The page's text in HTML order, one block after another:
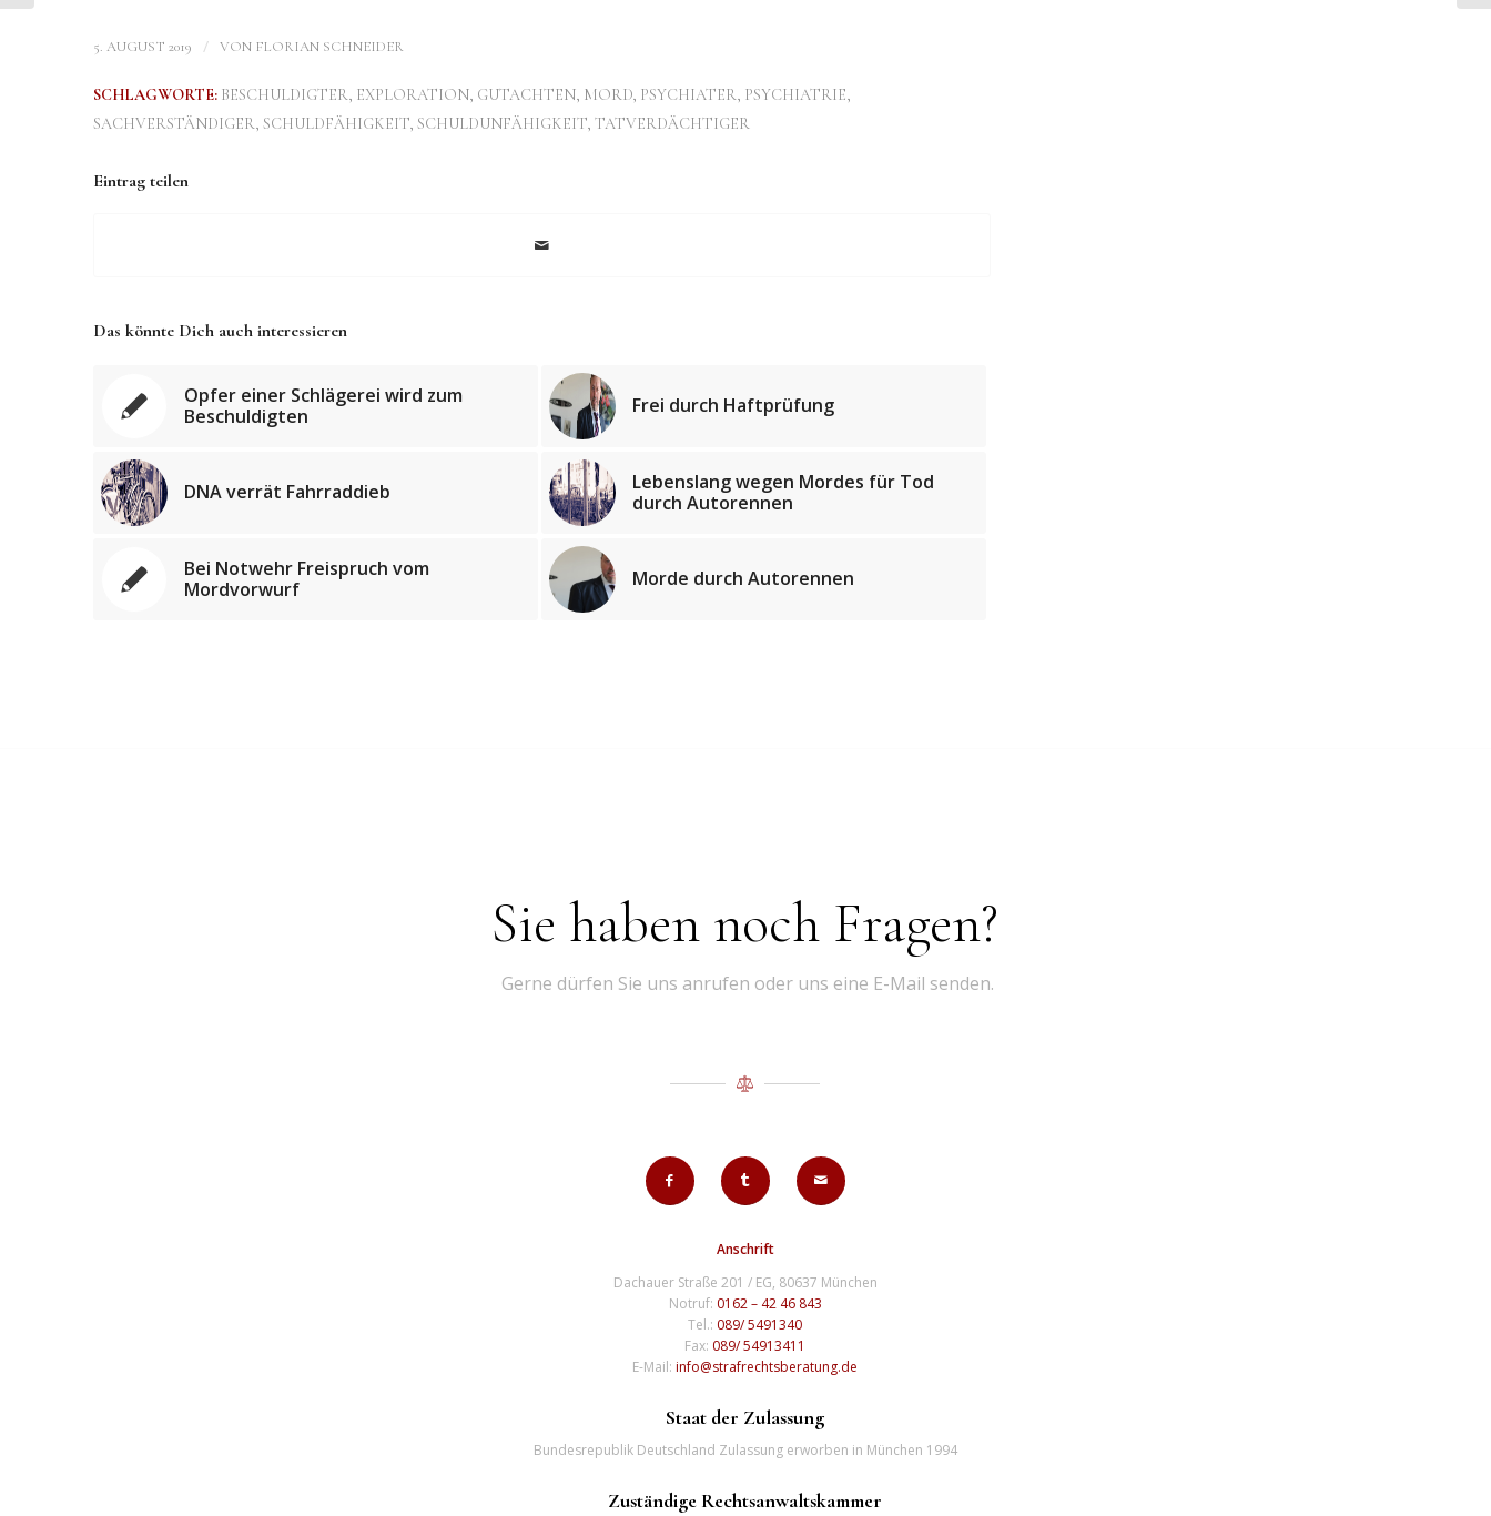
5. AUGUST 2019 / VON FLORIAN SCHNEIDER
SCHLAGWORTE: BESCHULDIGTER, EXPLORATION, GUTACHTEN, MORD, PSYCHIATER, PSYCHIATRIE,
SACHVERSTÄNDIGER, SCHULDFÄHIGKEIT, SCHULDUNFÄHIGKEIT, TATVERDÄCHTIGER
Eintrag teilen
Das könnte Dich auch interessieren
Opfer einer Schlägerei wird zum
Beschuldigten
Frei durch Haftprüfung
DNA verrät Fahrraddieb
Lebenslang wegen Mordes für Tod
durch Autorennen
Bei Notwehr Freispruch vom
Mordvorwurf
Morde durch Autorennen
Sie haben noch Fragen?
Gerne dürfen Sie uns anrufen oder uns eine E-Mail senden.
Anschrift
Dachauer Straße 201 / EG, 80637 München
Notruf: 0162 – 42 46 843
Tel.: 089/ 5491340
Fax: 089/ 54913411
E-Mail:info@strafrechtsberatung.de
Staat der Zulassung
Bundesrepublik Deutschland Zulassung erworben in München 1994
Zuständige Rechtsanwaltskammer